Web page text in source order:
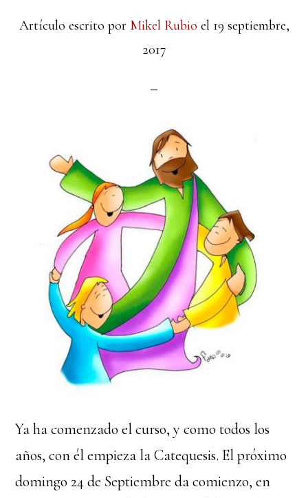
Artículo escrito por Mikel Rubio el 19 septiembre,
2017
Ya ha comenzado el curso, y como todos los
años, con él empieza la Catequesis. El próximo
domingo 24 de Septiembre da comienzo, en